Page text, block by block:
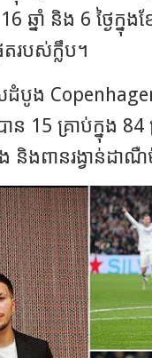
នាំ និង 6 ថ្ងៃក្នុងខ
តរបស់ក្លឹប។
ង Copenhagen
ន 15 គ្រាប់ក្នុង
និងពានរង្វាន់ដា